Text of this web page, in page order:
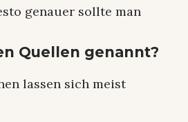
genauer sollte man
Quellen genannt?
lassen sich meist